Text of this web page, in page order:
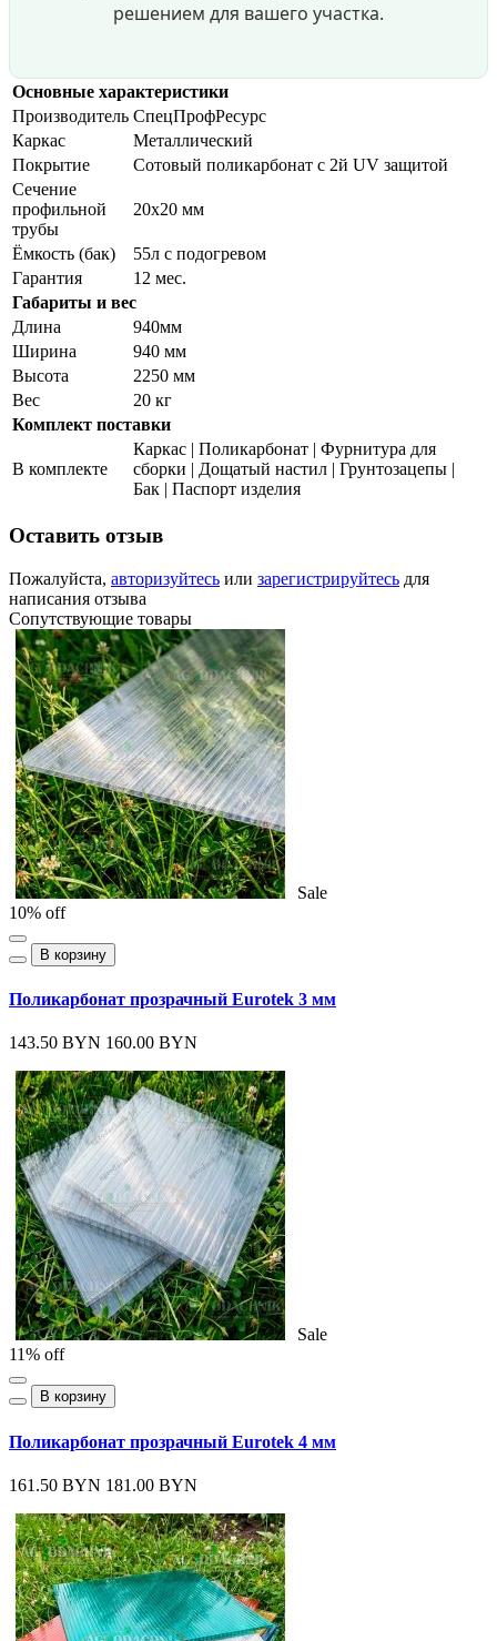
решением для вашего участка.
Основные характеристики
Производитель СпецПрофРесурс
Каркас
Металлический
Покрытие
Сотовый поликарбонат с 2й UV защитой
Сечение
профильной
трубы
20х20 мм
Ёмкость (бак)
55л с подогревом
Гарантия
12 мес.
Габариты и вес
Длина
940мм
Ширина
940 мм
Высота
2250 мм
Вес
20 кг
Комплект поставки
В комплекте
Каркас | Поликарбонат | Фурнитура для
сборки | Дощатый настил | Грунтозацепы |
Бак | Паспорт изделия
Оставить отзыв
Пожалуйста, авторизуйтесь или зарегистрируйтесь для
написания отзыва
Сопутствующие товары
Sale
10% off
В корзину
Поликарбонат прозрачный Eurotek 3 мм
143.50 BYN 160.00 BYN
Sale
11% off
В корзину
Поликарбонат прозрачный Eurotek 4 мм
161.50 BYN 181.00 BYN